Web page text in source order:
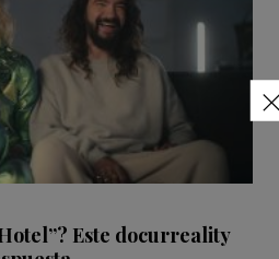
Este docurreality